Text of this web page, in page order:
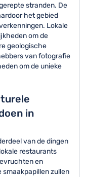
stranden. De
het gebied
Lokale
om de
geologische
van fotografie
om de unieke
in
van de dingen
restaurants
en
zullen